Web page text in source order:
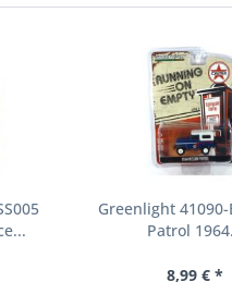
Greenlight
Patrol
8,99 € *